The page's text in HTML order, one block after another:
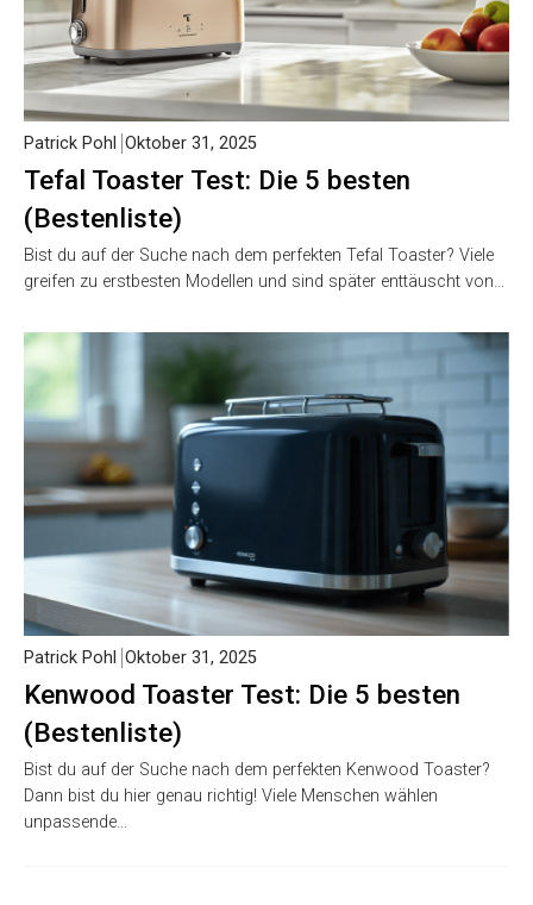
Tefal Toaster Test: Die 5 besten
(Bestenliste)
Patrick Pohl Oktober 31, 2025
Bist du auf der Suche nach dem perfekten Tefal Toaster? Viele
greifen zu erstbesten Modellen und sind später enttäuscht von…
Kenwood Toaster Test: Die 5 besten
(Bestenliste)
Patrick Pohl Oktober 31, 2025
Bist du auf der Suche nach dem perfekten Kenwood Toaster?
Dann bist du hier genau richtig! Viele Menschen wählen
unpassende…